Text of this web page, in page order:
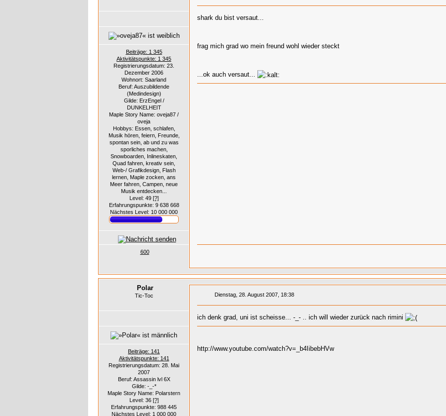
Beiträge: 1 345
Aktivitätspunkte: 1 345
Registrierungsdatum: 23.
Dezember 2006
Wohnort: Saarland
Beruf: Auszubildende
(Medindesign)
Gilde: ErzEngel /
DUNKELHEIT
Maple Story Name: oveja87 /
oveja
Hobbys: Essen, schlafen,
Musik hören, feiern, Freunde,
spontan sein, ab und zu was
sporliches machen,
Snowboarden, Inlineskaten,
Quad fahren, kreativ sein,
Web-/ Grafikdesign, Flash
lernen, Maple zocken, ans
Meer fahren, Campen, neue
Musik entdecken...
Level: 49 [?]
Erfahrungspunkte: 9 638 668
Nächstes Level: 10 000 000
600
shark du bist versaut...
frag mich grad wo mein freund wohl wieder steckt
...ok auch versaut...
Polar
Tic-Toc
Beiträge: 141
Aktivitätspunkte: 141
Registrierungsdatum: 28. Mai
2007
Beruf: Assassin lvl 6X
Gilde: -_-*
Maple Story Name: Polarstern
Level: 36 [?]
Erfahrungspunkte: 988 445
Nächstes Level: 1 000 000
Dienstag, 28. August 2007, 18:38
ich denk grad, uni ist scheisse... -_- .. ich will wieder zurück nach rimini
http://www.youtube.com/watch?v=_b4IibebHVw